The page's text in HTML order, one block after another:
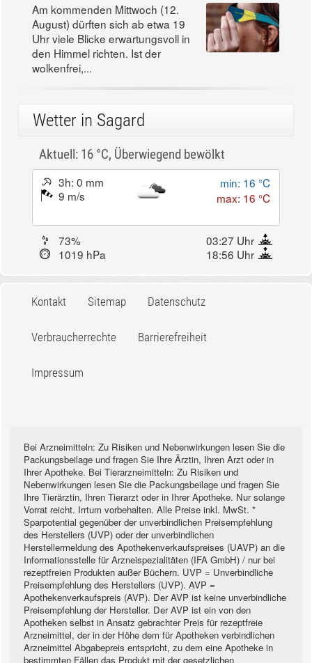
Am kommenden Mittwoch (12.
August) dürften sich ab etwa 19
Uhr viele Blicke erwartungsvoll in
den Himmel richten. Ist der
wolkenfrei,...
Wetter in Sagard
Aktuell: 16 °C, Überwiegend bewölkt
3h: 0 mm
9 m/s
min: 16 °C
max: 16 °C
73%
03:27 Uhr
1019 hPa
18:56 Uhr
Kontakt Sitemap Datenschutz
Verbraucherrechte Barrierefreiheit
Impressum
Bei Arzneimitteln: Zu Risiken und Nebenwirkungen lesen Sie die
Packungsbeilage und fragen Sie Ihre Ärztin, Ihren Arzt oder in
Ihrer Apotheke. Bei Tierarzneimitteln: Zu Risiken und
Nebenwirkungen lesen Sie die Packungsbeilage und fragen Sie
Ihre Tierärztin, Ihren Tierarzt oder in Ihrer Apotheke. Nur solange
Vorrat reicht. Irrtum vorbehalten. Alle Preise inkl. MwSt. *
Sparpotential gegenüber der unverbindlichen Preisempfehlung
des Herstellers (UVP) oder der unverbindlichen
Herstellermeldung des Apothekenverkaufspreises (UAVP) an die
Informationsstelle für Arzneispezialitäten (IFA GmbH) / nur bei
rezeptfreien Produkten außer Büchern. UVP = Unverbindliche
Preisempfehlung des Herstellers (UVP). AVP =
Apothekenverkaufspreis (AVP). Der AVP ist keine unverbindliche
Preisempfehlung der Hersteller. Der AVP ist ein von den
Apotheken selbst in Ansatz gebrachter Preis für rezeptfreie
Arzneimittel, der in der Höhe dem für Apotheken verbindlichen
Arzneimittel Abgabepreis entspricht, zu dem eine Apotheke in
bestimmten Fällen das Produkt mit der gesetzlichen